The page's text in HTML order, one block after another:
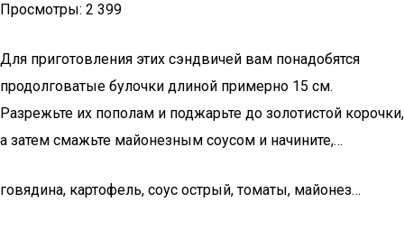
Просмотры: 2 399
Для приготовления этих сэндвичей вам понадобятся
продолговатые булочки длиной примерно 15 см.
Разрежьте их пополам и поджарьте до золотистой корочки,
а затем смажьте майонезным соусом и начините,…
говядина, картофель, соус острый, томаты, майонез…